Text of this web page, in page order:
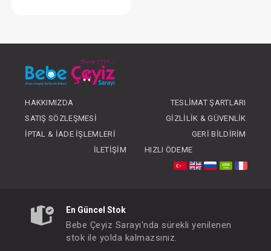
OLUNUZ
HAKKIMIZDA
TESLIMAT ŞARTLARI
SATIŞ SÖZLEŞMESI
GIZLILIK & GÜVENLIK
İPTAL & İADE İŞLEMLERI
GERI BILDIRIM
İLETIŞIM
HIZLI ÖDEME
En Güncel Stok
Bebe Çeyiz Sarayı'nda sürekli yenilenen
stok ile yolda kalmazsınız.